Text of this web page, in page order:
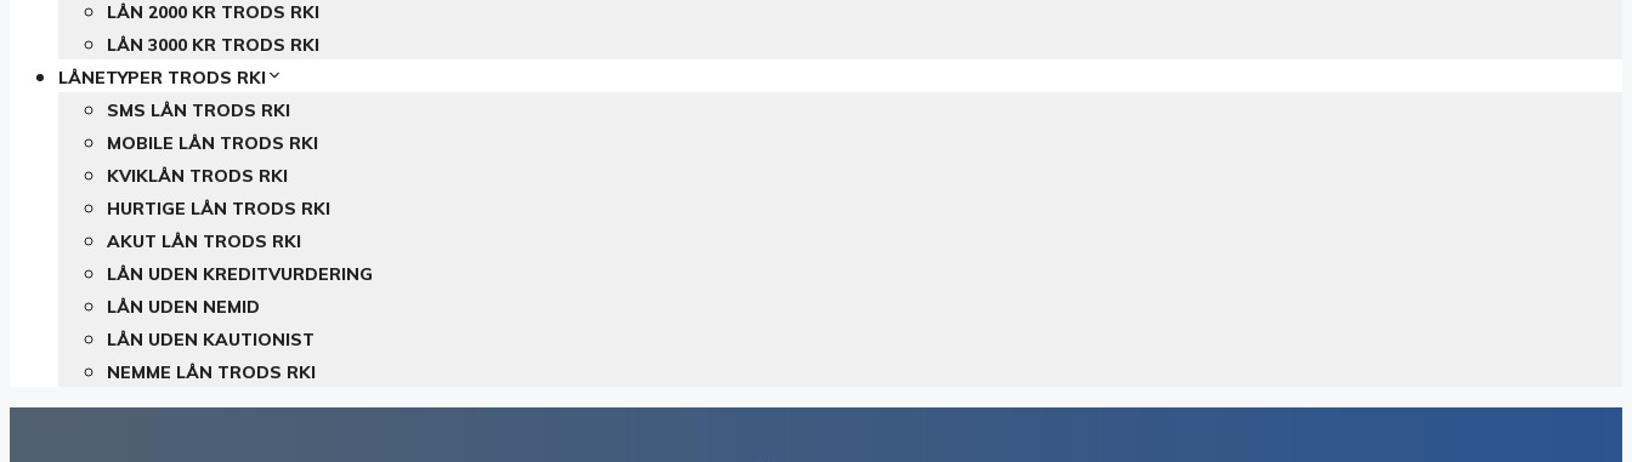
LÅN 2000 KR TRODS RKI
LÅN 3000 KR TRODS RKI
LÅNETYPER TRODS RKI
SMS LÅN TRODS RKI
MOBILE LÅN TRODS RKI
KVIKLÅN TRODS RKI
HURTIGE LÅN TRODS RKI
AKUT LÅN TRODS RKI
LÅN UDEN KREDITVURDERING
LÅN UDEN NEMID
LÅN UDEN KAUTIONIST
NEMME LÅN TRODS RKI